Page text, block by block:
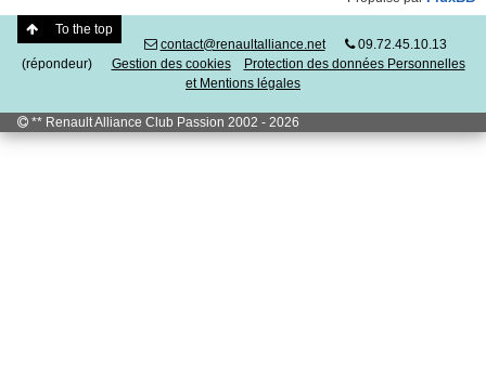
To the top
contact@renaultalliance.net
09.72.45.10.13
(répondeur) Gestion des cookies
Protection des données Personnelles
et Mentions légales
** Renault Alliance Club Passion 2002 - 2026